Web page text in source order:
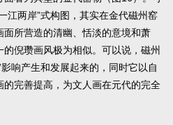
江两岸”式构图，其实在金代磁州窑
所营造的清幽、恬淡的意境和萧
倪瓒画风极为相似。可以说，磁州
响产生和发展起来的，同时它以自
完善提高，为文人画在元代的完全